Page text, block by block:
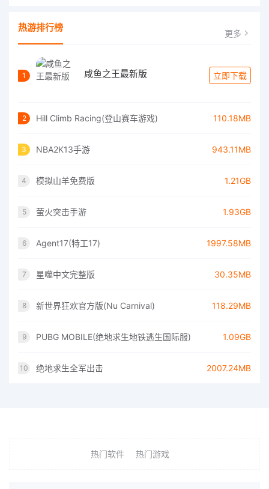
热游排行榜 更多
1 咸鱼之王最新版 立即下载
2 Hill Climb Racing(登山赛车游戏) 110.18MB
3 NBA2K13手游 943.11MB
4 模拟山羊免费版 1.21GB
5 萤火突击手游 1.93GB
6 Agent17(特工17) 1997.58MB
7 星噬中文完整版 30.35MB
8 新世界狂欢官方版(Nu Carnival) 118.29MB
9 PUBG MOBILE(绝地求生地铁逃生国际服) 1.09GB
10 绝地求生全军出击 2007.24MB
热门软件 热门游戏